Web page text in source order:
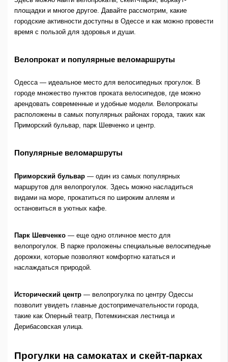
площадки и многое другое. Давайте рассмотрим, какие
городские активности доступны в Одессе и как можно провести
время с пользой для здоровья и души.
Велопрокат и популярные веломаршруты
Одесса — идеальное место для велосипедных прогулок. В
городе множество пунктов проката велосипедов, где можно
арендовать современные и удобные модели. Велопрокаты
расположены в самых популярных районах города, таких как
Приморский бульвар, парк Шевченко и центр.
Популярные веломаршруты
Приморский бульвар— один из самых популярных
маршрутов для велопрогулок. Здесь можно насладиться
видами на море, прокатиться по широким аллеям и
остановиться в уютных кафе.
Парк Шевченко— еще одно отличное место для
велопрогулок. В парке проложены специальные велосипедные
дорожки, которые позволяют комфортно кататься и
наслаждаться природой.
Исторический центр— велопрогулка по центру Одессы
позволит увидеть главные достопримечательности города,
такие как Оперный театр, Потемкинская лестница и
Дерибасовская улица.
Прогулки на самокатах и скейт-парках